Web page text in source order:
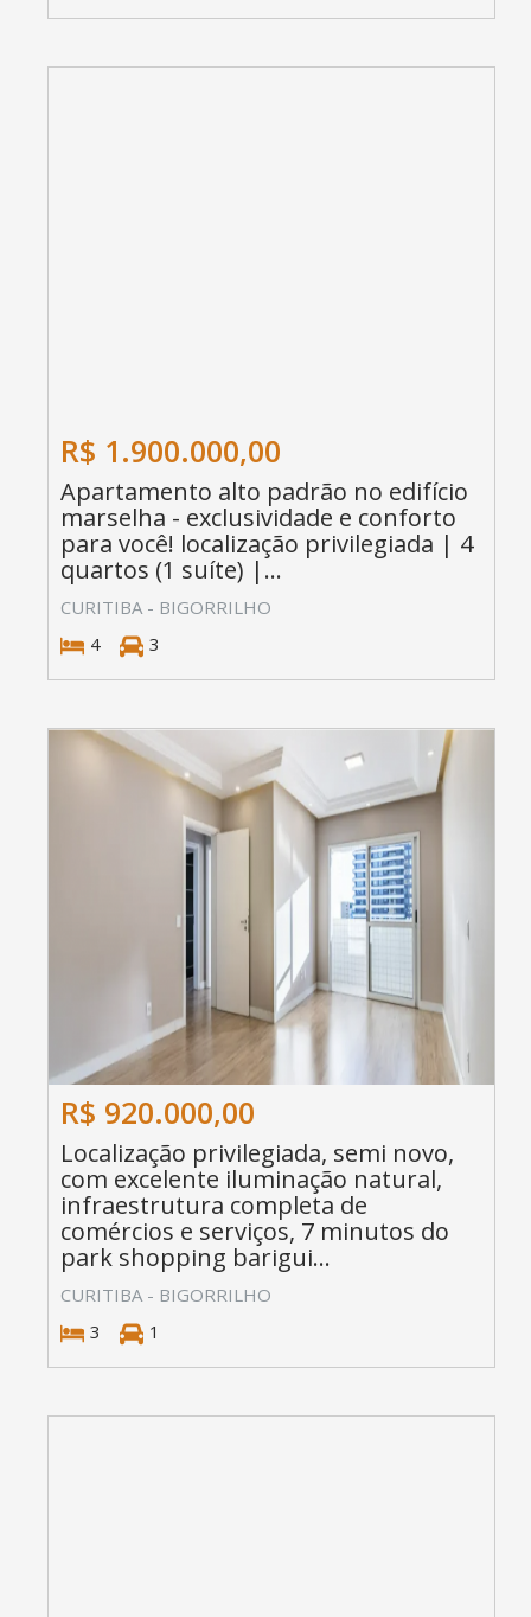
R$ 1.900.000,00
Apartamento alto padrão no edifício
marselha - exclusividade e conforto
para você! localização privilegiada | 4
quartos (1 suíte) |...
CURITIBA - BIGORRILHO
4
3
R$ 920.000,00
Localização privilegiada, semi novo,
com excelente iluminação natural,
infraestrutura completa de
comércios e serviços, 7 minutos do
park shopping barigui...
CURITIBA - BIGORRILHO
3
1